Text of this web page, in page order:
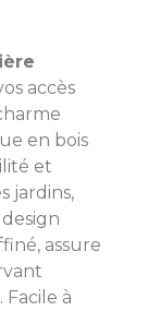
accès
en bois
et
jardins,
assure
Facile à